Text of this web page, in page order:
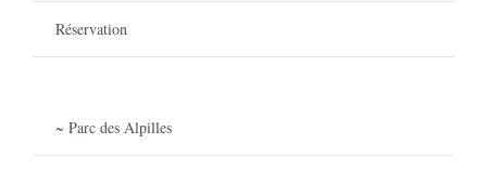
Réservation
~ Parc des Alpilles